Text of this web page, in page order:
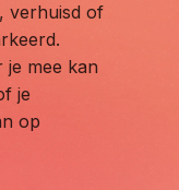
verhuisd of
je mee kan
je
op